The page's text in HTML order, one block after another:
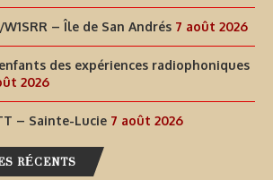
– Île de San Andrés 7 août 2026
des expériences radiophoniques
2026
– Sainte-Lucie 7 août 2026
RÉCENTS